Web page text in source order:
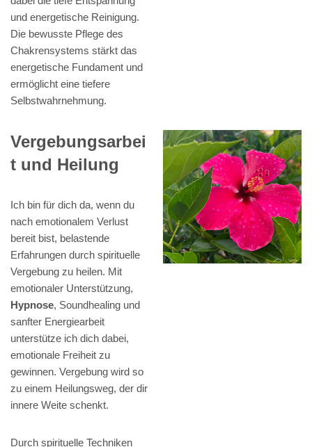
und energetische Reinigung.
Die bewusste Pflege des
Chakrensystems stärkt das
energetische Fundament und
ermöglicht eine tiefere
Selbstwahrnehmung.
Vergebungsarbei
t und Heilung
Ich bin für dich da, wenn du
nach emotionalem Verlust
bereit bist, belastende
Erfahrungen durch spirituelle
Vergebung zu heilen. Mit
emotionaler Unterstützung,
Hypnose, Soundhealing und
sanfter Energiearbeit
unterstütze ich dich dabei,
emotionale Freiheit zu
gewinnen. Vergebung wird so
zu einem Heilungsweg, der dir
innere Weite schenkt.
Durch spirituelle Techniken